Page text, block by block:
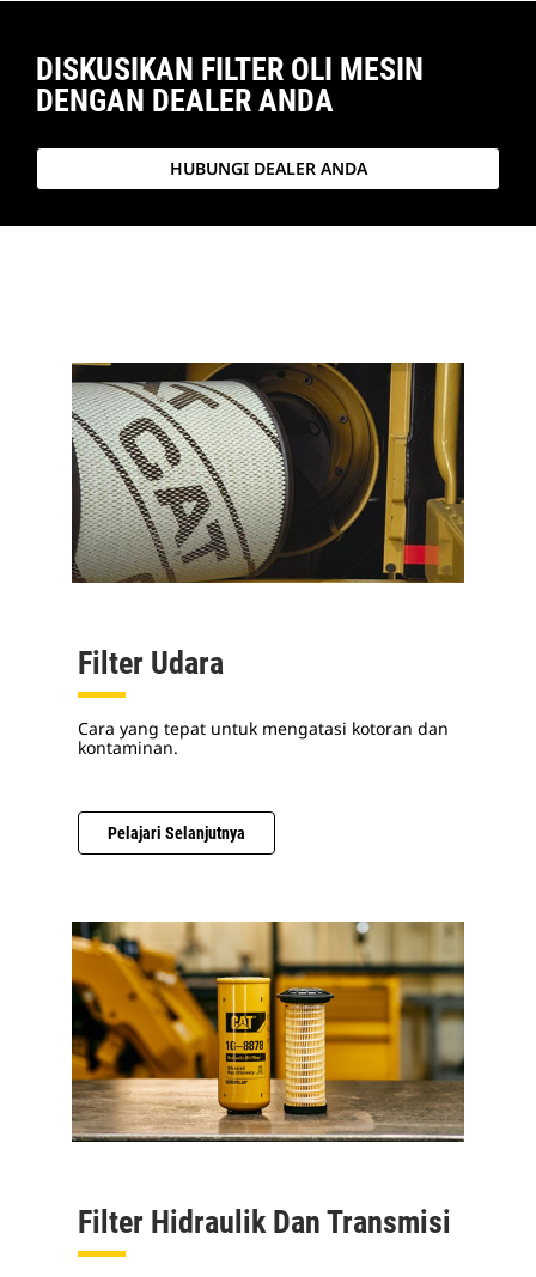
DISKUSIKAN FILTER OLI MESIN
DENGAN DEALER ANDA
HUBUNGI DEALER ANDA
Filter Udara
Cara yang tepat untuk mengatasi kotoran dan
kontaminan.
Pelajari Selanjutnya
Filter Hidraulik Dan Transmisi